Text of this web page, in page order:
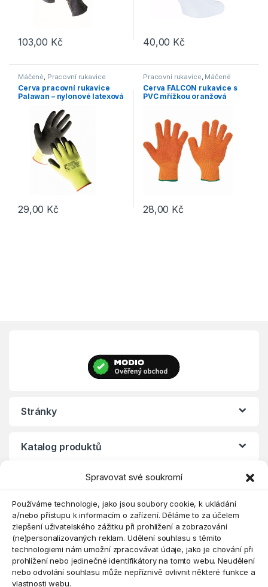
Spravovat své soukromí
Používáme technologie, jako jsou soubory cookie, k ukládání
a/nebo přístupu k informacím o zařízení. Děláme to za účelem
zlepšení uživatelského zážitku při prohlížení a zobrazování
(ne)personalizovaných reklam. Udělení souhlasu s těmito
technologiemi nám umožní zpracovávat údaje, jako je chování při
prohlížení nebo jedinečné identifikátory na tomto webu. Neudělení
nebo odvolání souhlasu může nepříznivě ovlivnit některé funkce a
vlastnosti webu.
103,00 Kč 40,00 Kč
Tento produkt má více
Máčené, Pracovní rukavice
Cerva pracovní rukavice
Palawan – nylonové latexová
29,00 Kč
Pracovní rukavice, Máčené
Cerva FALCON rukavice s
PVC mřížkou oranžová
28,00 Kč
Stránky
Katalog produktů